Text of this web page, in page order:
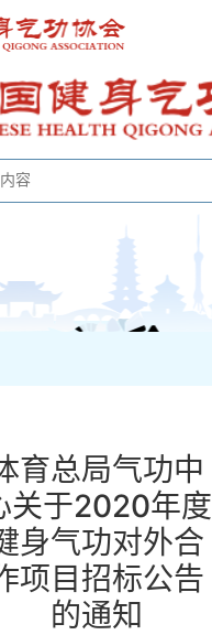
育总局气功中
关于2020年度
身气功对外合
项目招标公告
的通知